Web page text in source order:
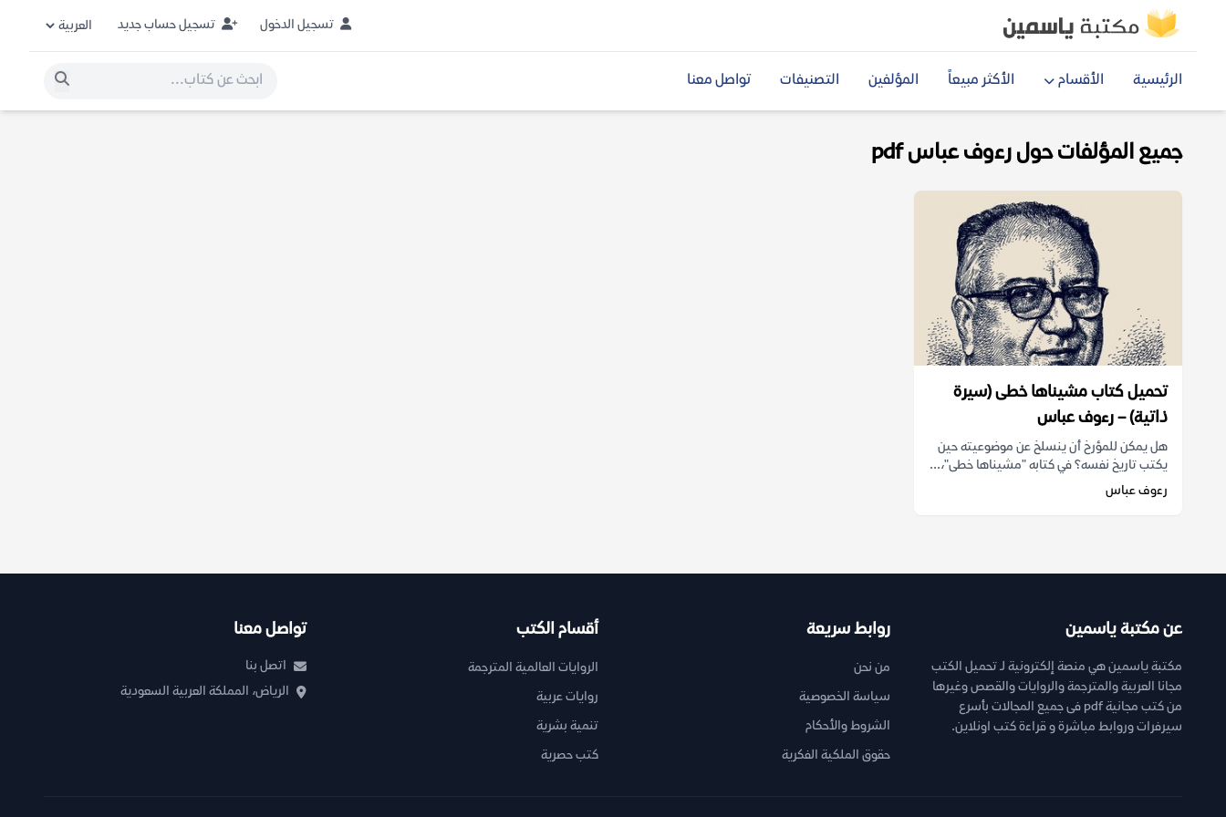
تسجيل الدخول تسجيل حساب جديد
الرئيسية الأقسام الأكثر مبيعاً المؤلفين التصنيفات تواصل معنا
جميع المؤلفات حول رءوف عباس pdf
تحميل كتاب مشيناها خطى (سيرة
ذاتية) – رءوف عباس
هل يمكن للمؤرخ أن ينسلخ عن موضوعيته حين
يكتب تاريخ نفسه؟ في كتابه "مشيناها خطى"،...
رءوف عباس
عن مكتبة ياسمين
مكتبة ياسمين هي منصة إلكترونية لـ تحميل الكتب
مجانا العربية والمترجمة والروايات والقصص وغيرها
من كتب مجانية pdf فى جميع المجالات بأسرع
سيرفرات وروابط مباشرة و قراءة كتب اونلاين.
روابط سريعة
من نحن
سياسة الخصوصية
الشروط والأحكام
حقوق الملكية الفكرية
أقسام الكتب
الروايات العالمية المترجمة
روايات عربية
تنمية بشرية
كتب حصرية
تواصل معنا
اتصل بنا
الرياض، المملكة العربية السعودية